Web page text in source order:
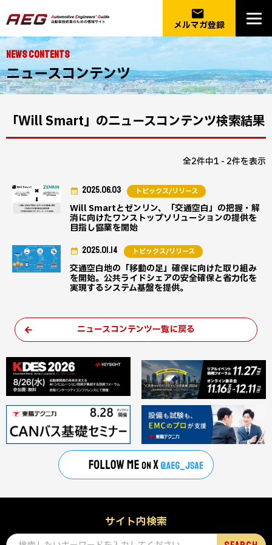
email
メルマガ登録
NEWS CONTENTS
ニュースコンテンツ
「Will Smart」のニュースコンテンツ検索結果
全2件中1 - 2件を表示
Will Smartとゼンリン、「交通空白」の把握・解
消に向けたワンストップソリューションの提供を
目指し協業を開始
2025.06.03 トピックス/リリース
交通空白地の「移動の足」確保に向けた取り組み
を開始。公共ライドシェアの安全確保と省力化を
実現するシステム基盤を提供。
2025.01.14 トピックス/リリース
ニュースコンテンツ一覧に戻る
サイト内検索